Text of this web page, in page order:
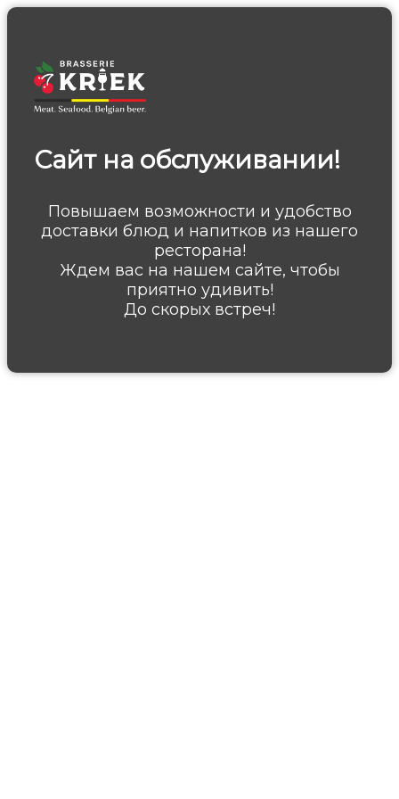
Сайт на обслуживании!
Повышаем возможности и удобство
доставки блюд и напитков из нашего
ресторана!
Ждем вас на нашем сайте, чтобы
приятно удивить!
До скорых встреч!